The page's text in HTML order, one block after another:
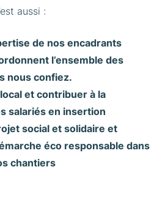
aussi :
de nos encadrants
l’ensemble des
nous confiez.
et contribuer à la
salariés en insertion
social et solidaire et
éco responsable dans
chantiers